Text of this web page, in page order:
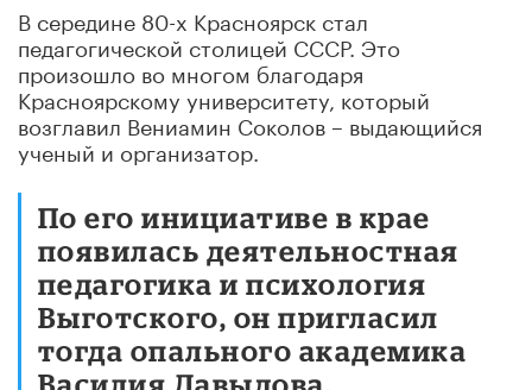
В середине 80-х Красноярск стал
педагогической столицей СССР. Это
произошло во многом благодаря
Красноярскому университету, который
возглавил Вениамин Соколов – выдающийся
ученый и организатор.
По его инициативе в крае
появилась деятельностная
педагогика и психология
Выготского, он пригласил
тогда опального академика
Василия Давыдова,